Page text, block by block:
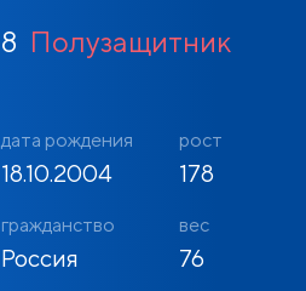
8 Полузащитник
дата рождения
18.10.2004
гражданство
Россия
рост
178
вес
76